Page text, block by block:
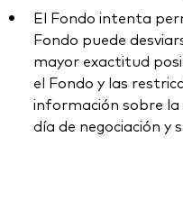
El Fondo intenta
Fondo puede
mayor exactitud
el Fondo y las
información sobre
día de negociación y